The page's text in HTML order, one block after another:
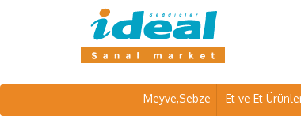
Meyve,Sebze Et ve Et